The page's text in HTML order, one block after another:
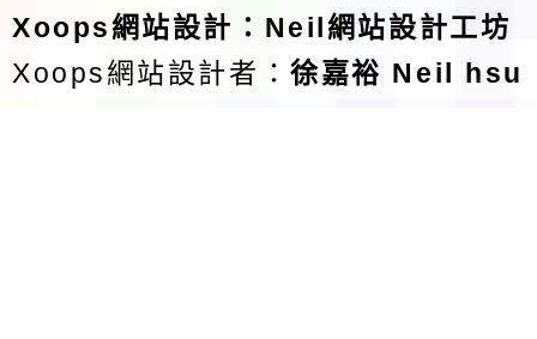
Xoops網站設計 ： Neil網站設計工坊
Xoops網站設計者：徐嘉裕 Neil hsu